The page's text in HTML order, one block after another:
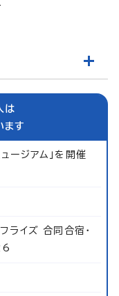
は
ます
ージアム」を開催
ライズ 合同合宿・